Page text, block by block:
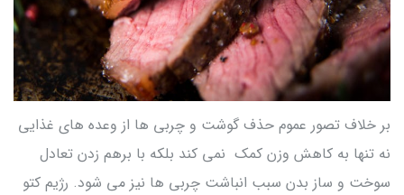
بر خلاف تصور عموم حذف گوشت و چربی ها از وعده های غذایی
نه تنها به کاهش وزن کمک نمی کند بلکه با برهم زدن تعادل
سوخت و ساز بدن سبب انباشت چربی ها نیز می شود. رژیم کتو